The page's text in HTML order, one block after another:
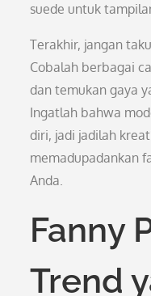
suede untuk
Terakhir, jangan
Cobalah berbagai
dan temukan gaya
Ingatlah bahwa
diri, jadi jadilah
memadupadankan
Anda.
Fanny
Trend